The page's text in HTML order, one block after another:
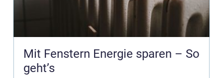
Mit Fenstern Energie sparen – So
geht’s